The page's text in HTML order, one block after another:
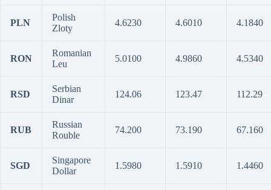
PLN
Polish
Zloty
4.6230 4.6010 4.1840
RON
Romanian
Leu
5.0100 4.9860 4.5340
RSD
Serbian
Dinar
124.06 123.47 112.29
RUB
Russian
Rouble
74.200 73.190 67.160
SGD
Singapore
Dollar
1.5980 1.5910 1.4460